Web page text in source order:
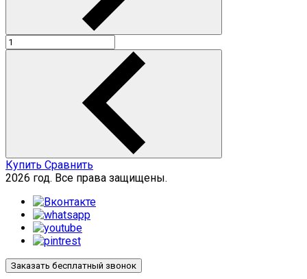
Купить Сравнить
2026 год. Все права защищены.
Заказать бесплатный звонок